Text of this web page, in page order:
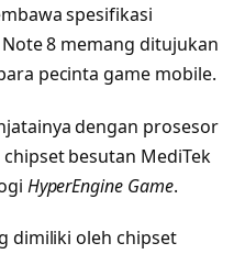
spesifikasi
8 memang ditujukan
pecinta game mobile.
dengan prosesor
besutan MediTek
HyperEngine Game.
dimiliki oleh chipset